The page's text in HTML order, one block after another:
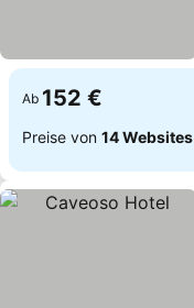
Ab 152 €
Preise von 14 Websites